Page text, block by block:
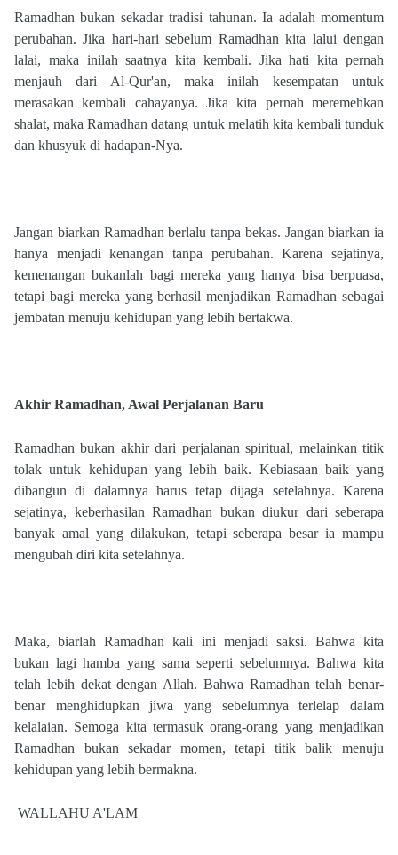
Ramadhan bukan sekadar tradisi tahunan. Ia adalah momentum
perubahan. Jika hari-hari sebelum Ramadhan kita lalui dengan
lalai, maka inilah saatnya kita kembali. Jika hati kita pernah
menjauh dari Al-Qur'an, maka inilah kesempatan untuk
merasakan kembali cahayanya. Jika kita pernah meremehkan
shalat, maka Ramadhan datang untuk melatih kita kembali tunduk
dan khusyuk di hadapan-Nya.
Jangan biarkan Ramadhan berlalu tanpa bekas. Jangan biarkan ia
hanya menjadi kenangan tanpa perubahan. Karena sejatinya,
kemenangan bukanlah bagi mereka yang hanya bisa berpuasa,
tetapi bagi mereka yang berhasil menjadikan Ramadhan sebagai
jembatan menuju kehidupan yang lebih bertakwa.
Akhir Ramadhan, Awal Perjalanan Baru
Ramadhan bukan akhir dari perjalanan spiritual, melainkan titik
tolak untuk kehidupan yang lebih baik. Kebiasaan baik yang
dibangun di dalamnya harus tetap dijaga setelahnya. Karena
sejatinya, keberhasilan Ramadhan bukan diukur dari seberapa
banyak amal yang dilakukan, tetapi seberapa besar ia mampu
mengubah diri kita setelahnya.
Maka, biarlah Ramadhan kali ini menjadi saksi. Bahwa kita
bukan lagi hamba yang sama seperti sebelumnya. Bahwa kita
telah lebih dekat dengan Allah. Bahwa Ramadhan telah benar-
benar menghidupkan jiwa yang sebelumnya terlelap dalam
kelalaian. Semoga kita termasuk orang-orang yang menjadikan
Ramadhan bukan sekadar momen, tetapi titik balik menuju
kehidupan yang lebih bermakna.
WALLAHU A'LAM